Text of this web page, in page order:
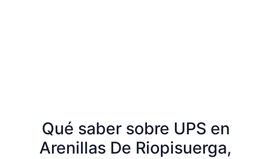
Qué saber sobre UPS en
Arenillas De Riopisuerga,